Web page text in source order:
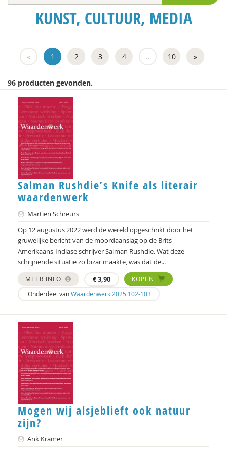
Richard Brons
Aishlinn Bruinja
Isolde de Groot
Michiel de Ronde
Imar de Vries
Frederique Demeijer
Allard den Dulk
Hanke Drop
Koen Duivenvoorde
Vincent Feith
Marjorieke Glaudemans
Kees Greven
Jan IJzermans
Femke Kaulingfreks
Lonneke Knegtel
Rinske Koehorst
Ank Kramer
Niek Langeweg
Willeke Los
Dr. Michiel de Ronde
Jo Miles
KUNST, CULTUUR, MEDIA
« 1 2 3 4 .. 10 »
96 producten gevonden.
Salman Rushdie’s Knife als literair
waardenwerk
Martien Schreurs
Op 12 augustus 2022 werd de wereld opgeschrikt door het
gruwelijke bericht van de moordaanslag op de Brits-
Amerikaans-Indiase schrijver Salman Rushdie. Wat deze
schrijnende situatie zo bizar maakte, was dat de...
MEER INFO €3,90
KOPEN
Onderdeel vanWaardenwerk 2025 102-103
Mogen wij alsjeblieft ook natuur
zijn?
Ank Kramer